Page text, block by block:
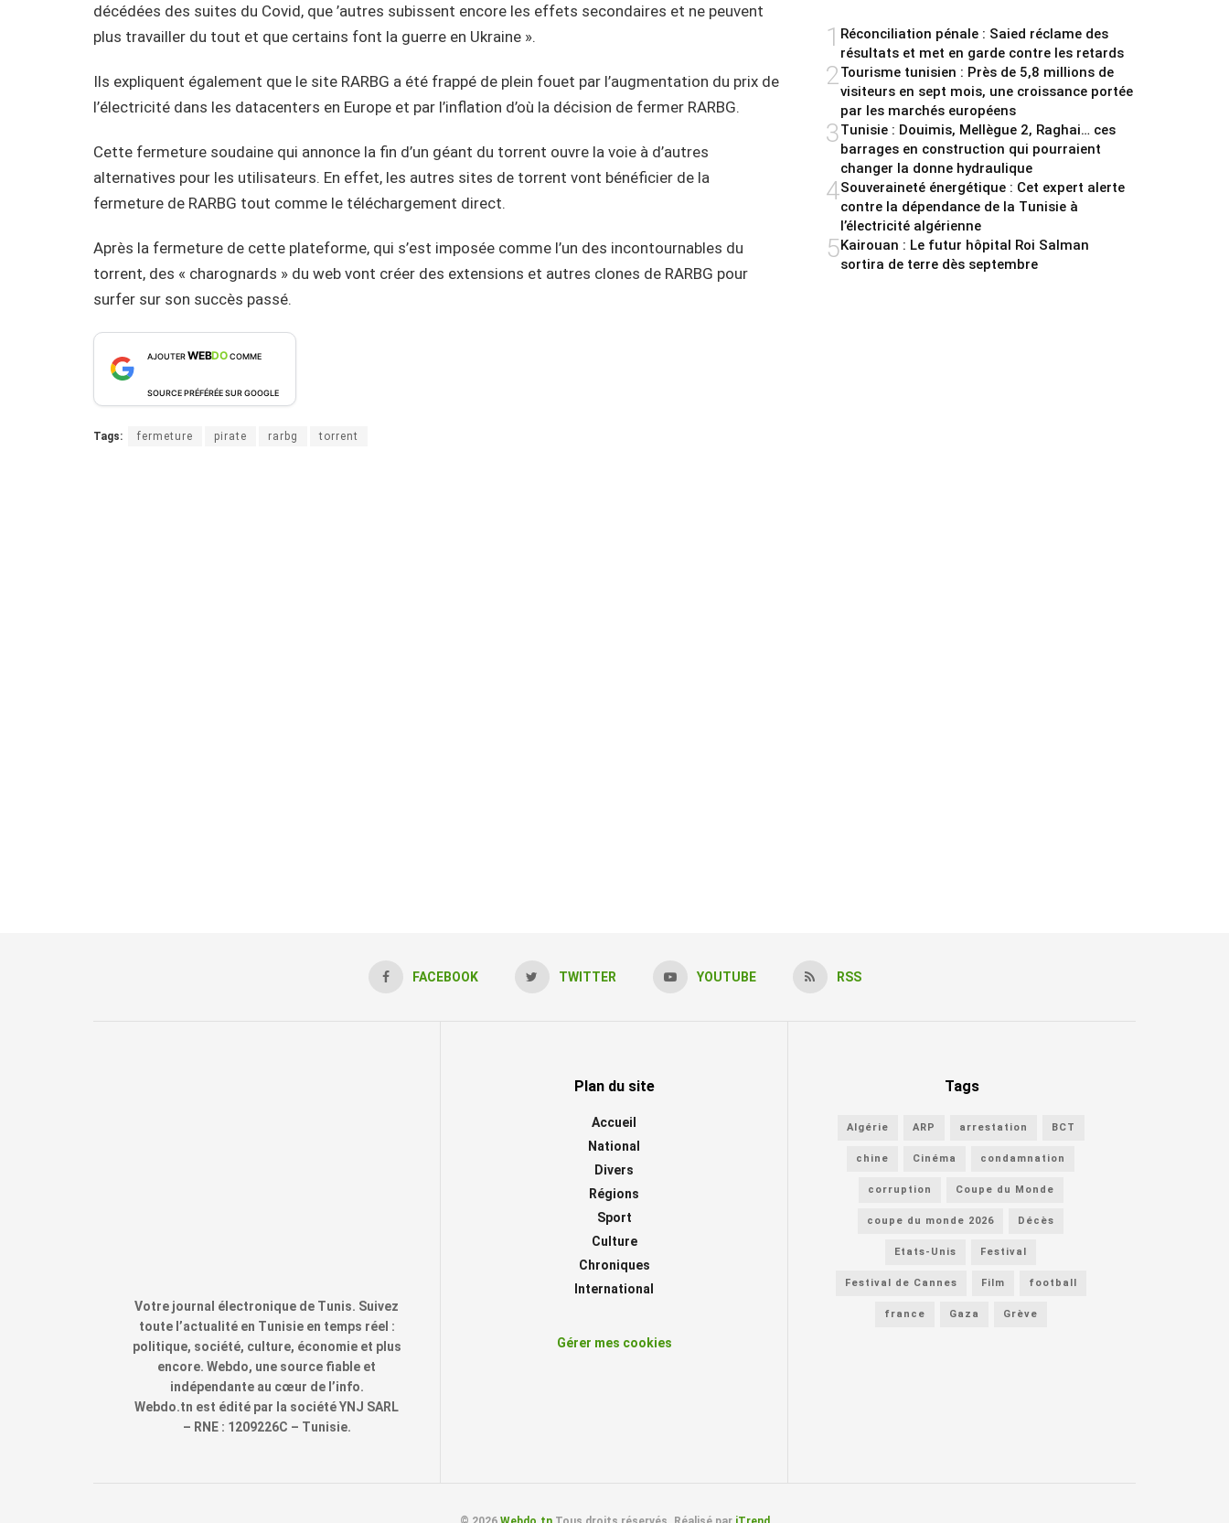
décédées des suites du Covid, que ’autres subissent encore les effets secondaires et ne peuvent
plus travailler du tout et que certains font la guerre en Ukraine ».
Ils expliquent également que le site RARBG a été frappé de plein fouet par l’augmentation du prix de
l’électricité dans les datacenters en Europe et par l’inflation d’où la décision de fermer RARBG.
Cette fermeture soudaine qui annonce la fin d’un géant du torrent ouvre la voie à d’autres
alternatives pour les utilisateurs. En effet, les autres sites de torrent vont bénéficier de la
fermeture de RARBG tout comme le téléchargement direct.
Après la fermeture de cette plateforme, qui s’est imposée comme l’un des incontournables du
torrent, des « charognards » du web vont créer des extensions et autres clones de RARBG pour
surfer sur son succès passé.
AJOUTERWEBDOCOMME
SOURCE PRÉFÉRÉE SUR GOOGLE
Tags: fermeture pirate rarbg torrent
1 Réconciliation pénale : Saied réclame des
résultats et met en garde contre les retards
2Tourisme tunisien : Près de 5,8 millions de
visiteurs en sept mois, une croissance portée
par les marchés européens
3Tunisie : Douimis, Mellègue 2, Raghai… ces
barrages en construction qui pourraient
changer la donne hydraulique
4Souveraineté énergétique : Cet expert alerte
contre la dépendance de la Tunisie à
l’électricité algérienne
5Kairouan : Le futur hôpital Roi Salman
sortira de terre dès septembre
FACEBOOK TWITTER YOUTUBE RSS
Votre journal électronique de Tunis. Suivez
toute l’actualité en Tunisie en temps réel :
politique, société, culture, économie et plus
encore. Webdo, une source fiable et
indépendante au cœur de l’info.
Webdo.tn est édité par la société YNJ SARL
– RNE : 1209226C – Tunisie.
Plan du site
Accueil
National
Divers
Régions
Sport
Culture
Chroniques
International
Gérer mes cookies
Tags
Algérie ARP arrestation BCT
chine Cinéma condamnation
corruption Coupe du Monde
coupe du monde 2026 Décès
Etats-Unis Festival
Festival de Cannes Film football
france Gaza Grève